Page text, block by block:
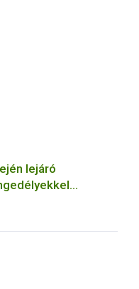
lejáró